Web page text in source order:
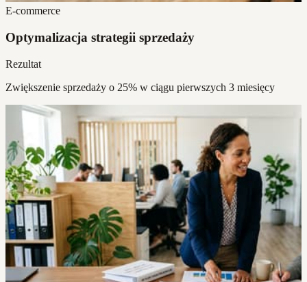
E-commerce
Optymalizacja strategii sprzedaży
Rezultat
Zwiększenie sprzedaży o 25% w ciągu pierwszych 3 miesięcy